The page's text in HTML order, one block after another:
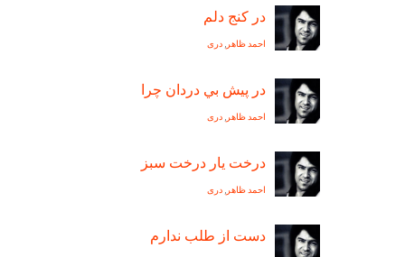
در کنج دلم
احمد ظاهر دری
در پيش بي دردان چرا
احمد ظاهر دری
درخت یار درخت سبز
احمد ظاهر دری
دست از طلب ندارم